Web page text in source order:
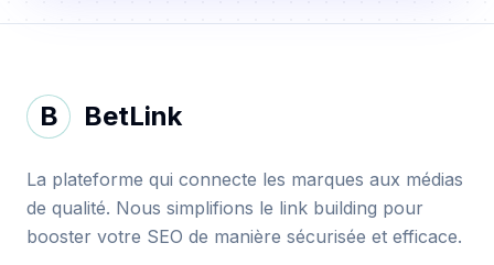
B BetLink
La plateforme qui connecte les marques aux médias
de qualité. Nous simplifions le link building pour
booster votre SEO de manière sécurisée et efficace.